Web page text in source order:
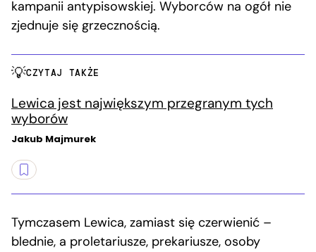
kampanii antypisowskiej. Wyborców na ogół nie
zjednuje się grzecznością.
CZYTAJ TAKŻE
Lewica jest największym przegranym tych
wyborów
Jakub Majmurek
Tymczasem Lewica, zamiast się czerwienić –
blednie, a proletariusze, prekariusze, osoby